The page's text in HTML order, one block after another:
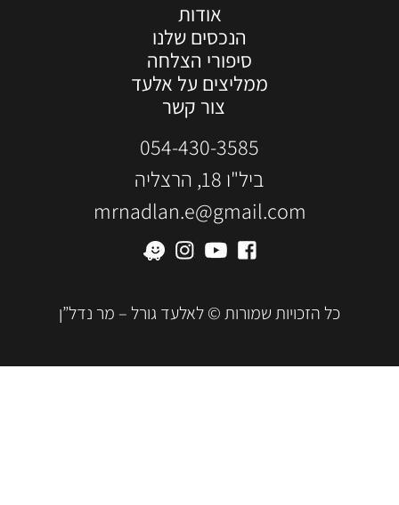
אודות
הנכסים שלנו
סיפורי הצלחה
ממליצים על אלעד
צור קשר
054-430-3585
ביל"ו 18, הרצליה
mrnadlan.e@gmail.com
כל הזכויות שמורות © לאלעד גורל – מר נדל”ן